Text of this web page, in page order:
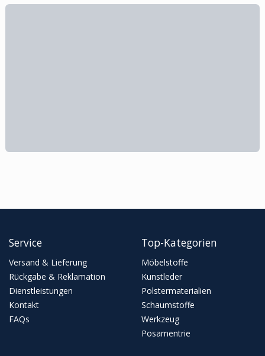
Service
Versand & Lieferung
Rückgabe & Reklamation
Dienstleistungen
Kontakt
FAQs
Top-Kategorien
Möbelstoffe
Kunstleder
Polstermaterialien
Schaumstoffe
Werkzeug
Posamentrie